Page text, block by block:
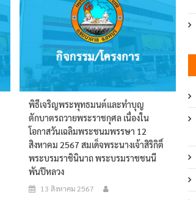
พิธีเจริญพระพุทธมนต์และทำบุญ
ตักบาตรถวายพระราชกุศล เนื่องใน
โอกาสวันเฉลิมพระชนมพรรษา 12
สิงหาคม 2567 สมเด็จพระนางเจ้าสิริกิติ์
พระบรมราชินินาถ พระบรมราชชนนี
พันปีหลวง
13 สิงหาคม 2567